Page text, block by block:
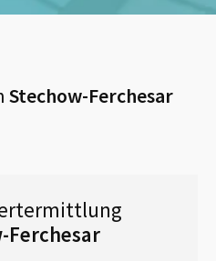
Stechow-Ferchesar
Ferchesar